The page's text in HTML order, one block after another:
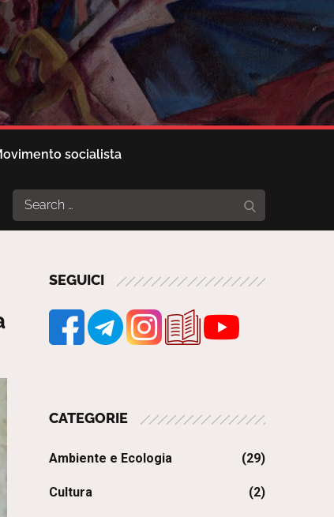
socialista
Search
for:
SEGUICI
CATEGORIE
Ambiente e Ecologia (29)
Cultura (2)